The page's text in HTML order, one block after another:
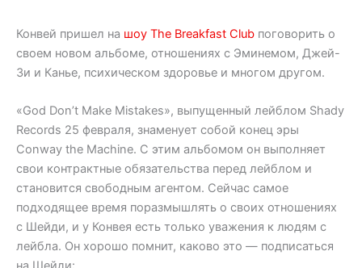
Конвей пришел на шоу The Breakfast Club поговорить о
своем новом альбоме, отношениях с Эминемом, Джей-
Зи и Канье, психическом здоровье и многом другом.
«God Don’t Make Mistakes», выпущенный лейблом Shady
Records 25 февраля, знаменует собой конец эры
Conway the Machine. С этим альбомом он выполняет
свои контрактные обязательства перед лейблом и
становится свободным агентом. Сейчас самое
подходящее время поразмышлять о своих отношениях
с Шейди, и у Конвея есть только уважения к людям с
лейбла. Он хорошо помнит, каково это — подписаться